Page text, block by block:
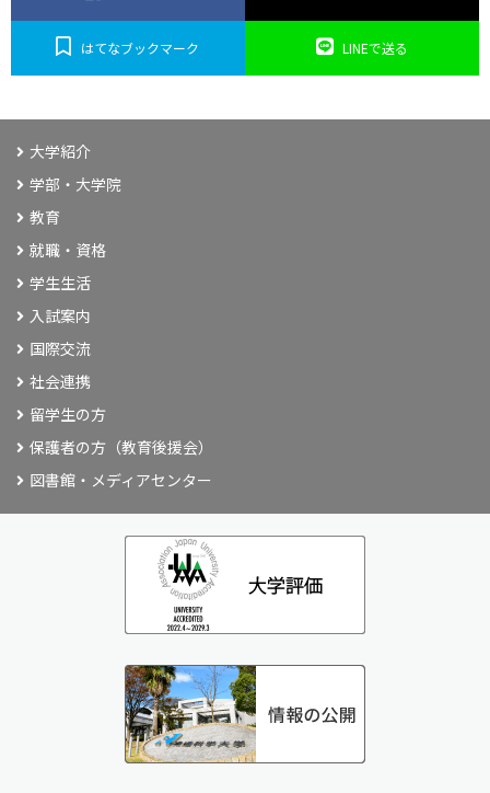
はてなブックマーク LINEで送る
大学紹介
学部・大学院
教育
就職・資格
学生生活
入試案内
国際交流
社会連携
留学生の方
保護者の方（教育後援会）
図書館・メディアセンター